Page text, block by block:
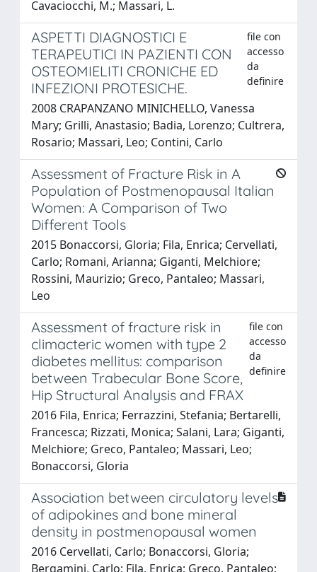
Cavaciocchi, M.; Massari, L.
ASPETTI DIAGNOSTICI E
TERAPEUTICI IN PAZIENTI CON
OSTEOMIELITI CRONICHE ED
INFEZIONI PROTESICHE.
file con
accesso
da
definire
2008 CRAPANZANO MINICHELLO, Vanessa
Mary; Grilli, Anastasio; Badia, Lorenzo; Cultrera,
Rosario; Massari, Leo; Contini, Carlo
Assessment of Fracture Risk in A
Population of Postmenopausal Italian
Women: A Comparison of Two
Different Tools
2015 Bonaccorsi, Gloria; Fila, Enrica; Cervellati,
Carlo; Romani, Arianna; Giganti, Melchiore;
Rossini, Maurizio; Greco, Pantaleo; Massari,
Leo
Assessment of fracture risk in
climacteric women with type 2
diabetes mellitus: comparison
between Trabecular Bone Score,
Hip Structural Analysis and FRAX
file con
accesso
da
definire
2016 Fila, Enrica; Ferrazzini, Stefania; Bertarelli,
Francesca; Rizzati, Monica; Salani, Lara; Giganti,
Melchiore; Greco, Pantaleo; Massari, Leo;
Bonaccorsi, Gloria
Association between circulatory levels
of adipokines and bone mineral
density in postmenopausal women
2016 Cervellati, Carlo; Bonaccorsi, Gloria;
Bergamini, Carlo; Fila, Enrica; Greco, Pantaleo;